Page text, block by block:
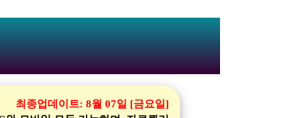
최종업데이트: 8월 07일 [금요일]